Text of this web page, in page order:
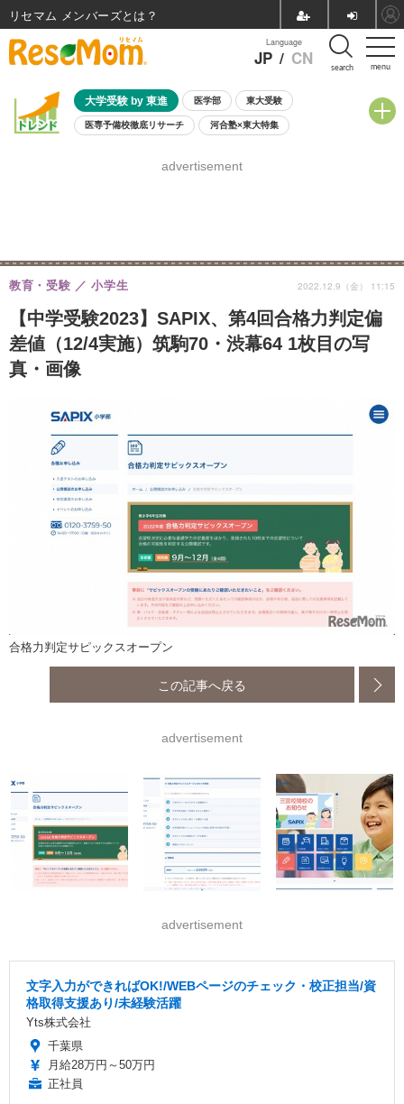
menu
Language
JP / CN search
大学受験 by 東進 医学部 東大受験
医専予備校徹底リサーチ 河合塾×東大特集
8月開催学校説明会・相談会
advertisement
【中学受験2023】SAPIX、第4回合格力判定偏
差値（12/4実施）筑駒70・渋幕64 1枚目の写
真・画像
教育・受験 小学生 2022.12.9（金） 11:15
合格力判定サピックスオープン
この記事へ戻る
advertisement
advertisement
文字入力ができればOK!/WEBページのチェック・校正担当/資
格取得支援あり/未経験活躍
Yts株式会社
千葉県
月給28万円～50万円
正社員
リセマム メンバーズ